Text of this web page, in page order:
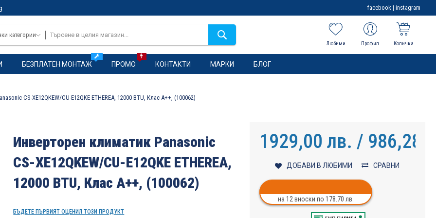
facebook | instagram
категории
Любими Профил Количка
БЕЗПЛАТЕН МОНТАЖ ПРОМО КОНТАКТИ МАРКИ БЛОГ
CS-XE12QKEW/CU-E12QKE ETHEREA, 12000 BTU, Клас A++, (100062)
Инверторен климатик Panasonic
CS-XE12QKEW/CU-E12QKE ETHEREA,
12000 BTU, Клас A++, (100062)
БЪДЕТЕ ПЪРВИЯТ ОЦЕНИЛ ТОЗИ ПРОДУКТ
1929,00 лв. / 986,28 €
ДОБАВИ В ЛЮБИМИ СРАВНИ
на 12 вноски по 178.70 лв.